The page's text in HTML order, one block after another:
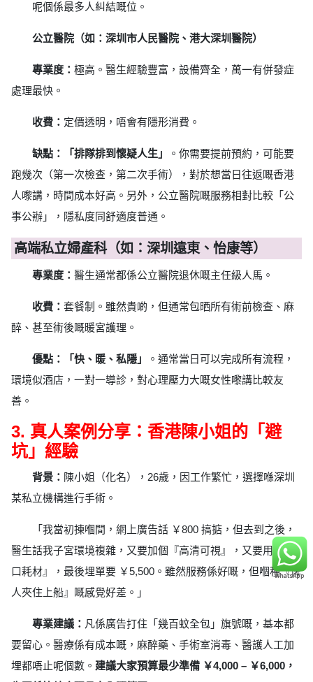
呢個係最多人糾結嘅位。
公立醫院（如：深圳市人民醫院、港大深圳醫院）
專業度： 極高。醫生經驗豐富，設備齊全，萬一有併發症
處理最快。
收費： 定價透明，唔會有隱形消費。
缺點： 「排隊排到懷疑人生」
。你需要提前預約，可能要
跑幾次（第一次檢查，第二次手術），對於想當日往返嘅香港
人嚟講，時間成本好高。另外，公立醫院嘅服務相對比較「公
事公辦」，隱私度同舒適度普通。
高端私立婦產科（如：深圳遠東、怡康等）
專業度： 醫生通常都係公立醫院退休嘅主任級人馬。
收費： 套餐制。雖然貴啲，但通常包晒所有術前檢查、麻
醉、甚至術後嘅暖宮護理。
優點： 「快、暖、私隱」
。通常當日可以完成所有流程，
環境似酒店，一對一導診，對心理壓力大嘅女性嚟講比較友
善。
3. 真人案例分享：香港陳小姐的「避
坑」經驗
背景： 陳小姐（化名），26歲，因工作繁忙，選擇喺深圳
某私立機構進行手術。
「我當初揀嗰間，網上廣告話 ￥800 搞掂，但去到之後，
醫生話我子宮環境複雜，又要加個『高清可視』，又要用『進
口耗材』，最後埋單要 ￥5,500。雖然服務係好嘅，但嗰種『俾
人夾住上船』嘅感覺好差。」
專業建議： 凡係廣告打住「幾百蚊全包」旗號嘅，基本都
要留心。醫療係有成本嘅，麻醉藥、手術室消毒、醫護人工加
埋都唔止呢個數。 建議大家預算最少準備 ￥4,000 – ￥6,000，